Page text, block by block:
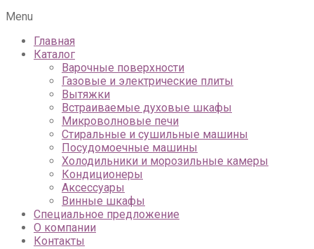
Menu
Главная
Каталог
Варочные поверхности
Газовые и электрические плиты
Вытяжки
Встраиваемые духовые шкафы
Микроволновые печи
Стиральные и сушильные машины
Посудомоечные машины
Холодильники и морозильные камеры
Кондиционеры
Аксессуары
Винные шкафы
Специальное предложение
О компании
Контакты